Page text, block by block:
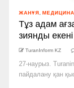
ЖАНҰЯ МЕДИЦИНА
Тұз адам
зиянды
TuranInform KZ
27-наурыз.
пайдалану қан